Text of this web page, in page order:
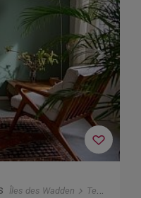
Îles des Wadden Texel